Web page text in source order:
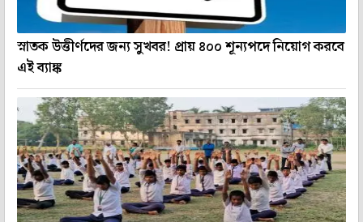
স্নাতক উত্তীর্ণদের জন্য সুখবর! প্রায় ৪০০ শূন্যপদে নিয়োগ করবে
এই ব্যাঙ্ক